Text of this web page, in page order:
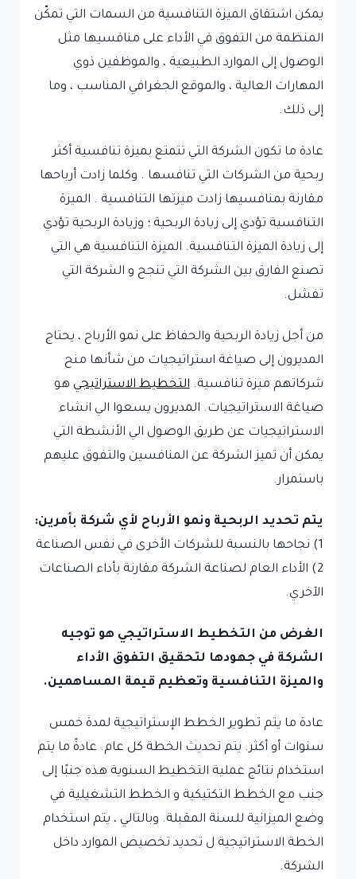
يمكن اشتقاق الميزة التنافسية من السمات التي تمكّن
المنظمة من التفوق في الأداء على منافسيها مثل
الوصول إلى الموارد الطبيعية ، والموظفين ذوي
المهارات العالية ، والموقع الجغرافي المناسب ، وما
إلى ذلك.
عادة ما تكون الشركة التي تتمتع بميزة تنافسية أكثر
ربحية من الشركات التي تنافسها . وكلما زادت أرباحها
مقارنة بمنافسيها زادت ميزتها التنافسية . الميزة
التنافسية تؤدي إلى زيادة الربحية ؛ وزيادة الربحية تؤدي
إلى زيادة الميزة التنافسية. الميزة التنافسية هي التي
تصنع الفارق بين الشركة التي تنجح و الشركة التي
تفشل.
من أجل زيادة الربحية والحفاظ على نمو الأرباح ، يحتاج
المديرون إلى صياغة استراتيجيات من شأنها منح
شركاتهم ميزة تنافسية.التخطيط الاستراتيجيهو
صياغة الاستراتيجيات. المديرون يسعوا الي انشاء
الاستراتيجيات عن طريق الوصول الي الأنشطة التي
يمكن أن تميز الشركة عن المنافسين والتفوق عليهم
باستمرار.
يتم تحديد الربحية ونمو الأرباح لأي شركة بأمرين:
1) نجاحها بالنسبة للشركات الأخرى في نفس الصناعة
2) الأداء العام لصناعة الشركة مقارنة بأداء الصناعات
الآخري.
الغرض من التخطيط الاستراتيجي هو توجيه
الشركة في جهودها لتحقيق التفوق الأداء
والميزة التنافسية وتعظيم قيمة المساهمين.
عادة ما يتم تطوير الخطط الإستراتيجية لمدة خمس
سنوات أو أكثر. يتم تحديث الخطة كل عام. عادةً ما يتم
استخدام نتائج عملية التخطيط السنوية هذه جنبًا إلى
جنب مع الخطط التكتيكية و الخطط التشغيلية في
وضع الميزانية للسنة المقبلة. وبالتالي ، يتم استخدام
الخطة الاستراتيجية ل تحديد تخصيص الموارد داخل
الشركة.